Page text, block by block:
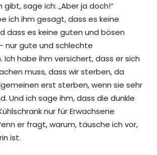
gibt, sage ich: „Aber ja doch!“
ich ihm gesagt, dass es keine
dass es keine guten und bösen
nur gute und schlechte
Ich habe ihm versichert, dass er sich
muss, dass wir sterben, da
erst sterben, wenn sie sehr
Und ich sage ihm, dass die dunkle
nur für Erwachsene
er fragt, warum, täusche ich vor,
ist.